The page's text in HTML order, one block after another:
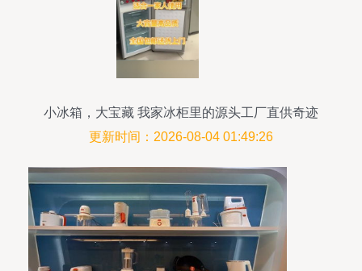
小冰箱，大宝藏 我家冰柜里的源头工厂直供奇迹
更新时间：2026-08-04 01:49:26